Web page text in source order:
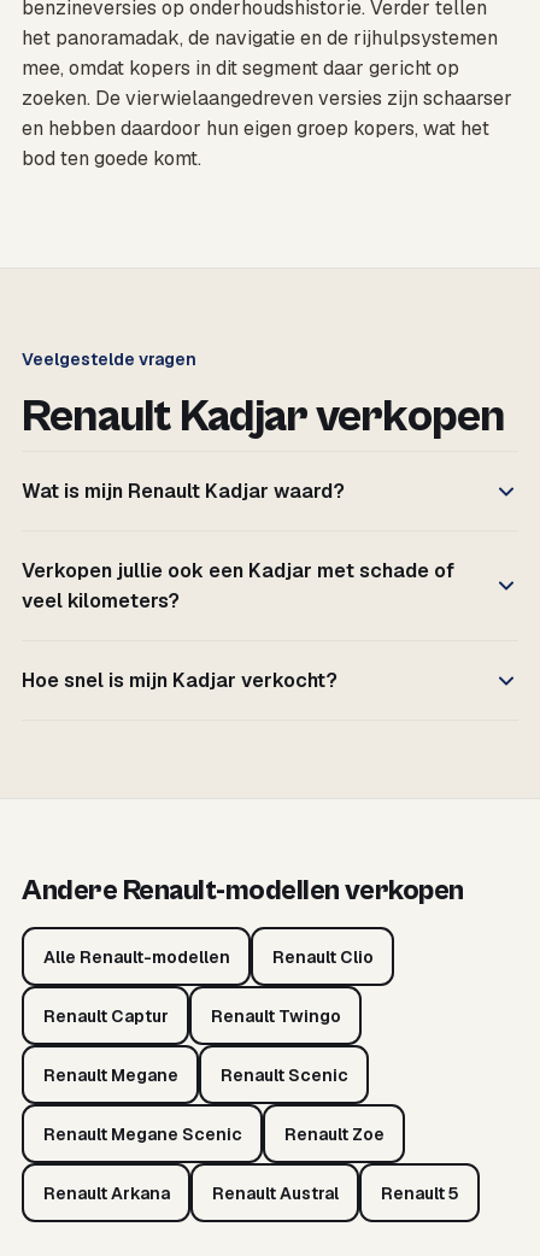
benzineversies op onderhoudshistorie. Verder tellen
het panoramadak, de navigatie en de rijhulpsystemen
mee, omdat kopers in dit segment daar gericht op
zoeken. De vierwielaangedreven versies zijn schaarser
en hebben daardoor hun eigen groep kopers, wat het
bod ten goede komt.
Veelgestelde vragen
Renault Kadjar verkopen
Wat is mijn Renault Kadjar waard?
Verkopen jullie ook een Kadjar met schade of
veel kilometers?
Hoe snel is mijn Kadjar verkocht?
Andere Renault-modellen verkopen
Alle Renault-modellen Renault Clio
Renault Captur Renault Twingo
Renault Megane Renault Scenic
Renault Megane Scenic Renault Zoe
Renault Arkana Renault Austral Renault 5